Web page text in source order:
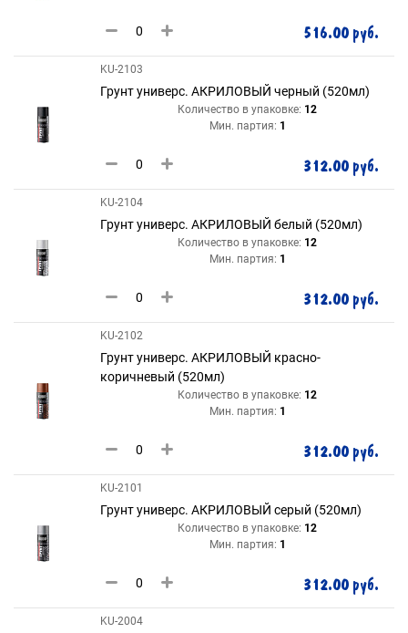
516.00 руб.
KU-2103
Грунт универс. АКРИЛОВЫЙ черный (520мл)
Количество в упаковке: 12
Мин. партия: 1
312.00 руб.
KU-2104
Грунт универс. АКРИЛОВЫЙ белый (520мл)
Количество в упаковке: 12
Мин. партия: 1
312.00 руб.
KU-2102
Грунт универс. АКРИЛОВЫЙ красно-
коричневый (520мл)
Количество в упаковке: 12
Мин. партия: 1
312.00 руб.
KU-2101
Грунт универс. АКРИЛОВЫЙ серый (520мл)
Количество в упаковке: 12
Мин. партия: 1
312.00 руб.
KU-2004